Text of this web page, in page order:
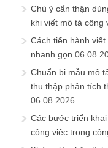
Chú ý cẩn thận
khi viết mô tả công
Cách tiến hành
nhanh gọn
Chuẩn bị mẫu mô
thu thập phân tích
06.08.2026
Các bước triển
công việc trong